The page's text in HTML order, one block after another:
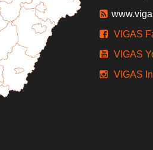
VIGAS
VIGAS
VIGAS